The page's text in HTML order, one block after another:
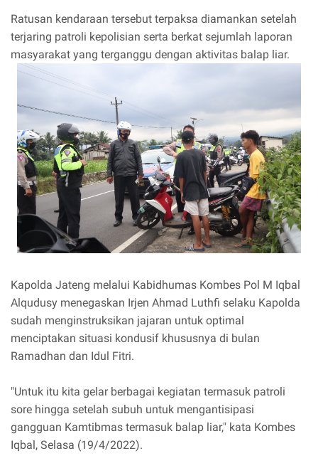
Ratusan kendaraan tersebut terpaksa diamankan setelah
terjaring patroli kepolisian serta berkat sejumlah laporan
masyarakat yang terganggu dengan aktivitas balap liar.
Kapolda Jateng melalui Kabidhumas Kombes Pol M Iqbal
Alqudusy menegaskan Irjen Ahmad Luthfi selaku Kapolda
sudah menginstruksikan jajaran untuk optimal
menciptakan situasi kondusif khususnya di bulan
Ramadhan dan Idul Fitri.
"Untuk itu kita gelar berbagai kegiatan termasuk patroli
sore hingga setelah subuh untuk mengantisipasi
gangguan Kamtibmas termasuk balap liar," kata Kombes
Iqbal, Selasa (19/4/2022).